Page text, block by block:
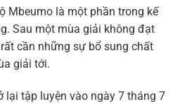
Mbeumo là một phần trong kế
Sau một mùa giải không đạt
cần những sự bổ sung chất
giải tới.
lại tập luyện vào ngày 7 tháng 7